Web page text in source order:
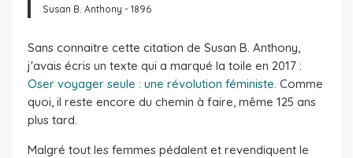
Susan B. Anthony - 1896
Sans connaitre cette citation de Susan B. Anthony,
j'avais écris un texte qui a marqué la toile en 2017 :
Oser voyager seule : une révolution féministe. Comme
quoi, il reste encore du chemin à faire, même 125 ans
plus tard.
Malgré tout les femmes pédalent et revendiquent le